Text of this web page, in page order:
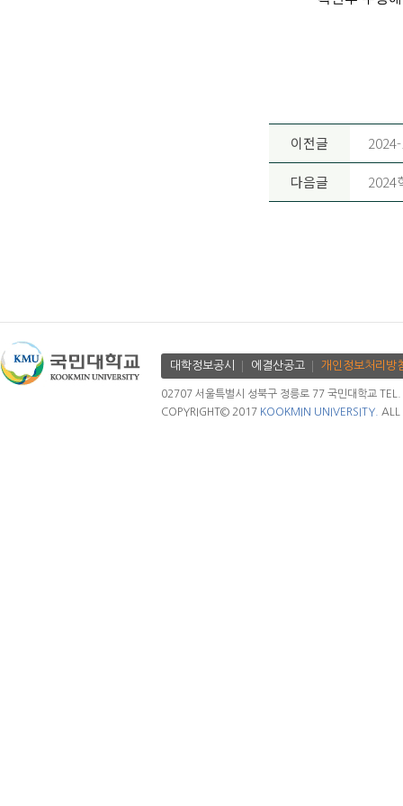
이전글
다음글 2024
대학정보공시 에결산공고 개인정보처리방
02707 서울특별시 성북구 정릉로 77 국민대학교
COPYRIGHT© 2017 KOOKMIN UNIVERSITY. ALL